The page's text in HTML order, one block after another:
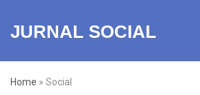
JURNAL SOCIAL
Home » Social